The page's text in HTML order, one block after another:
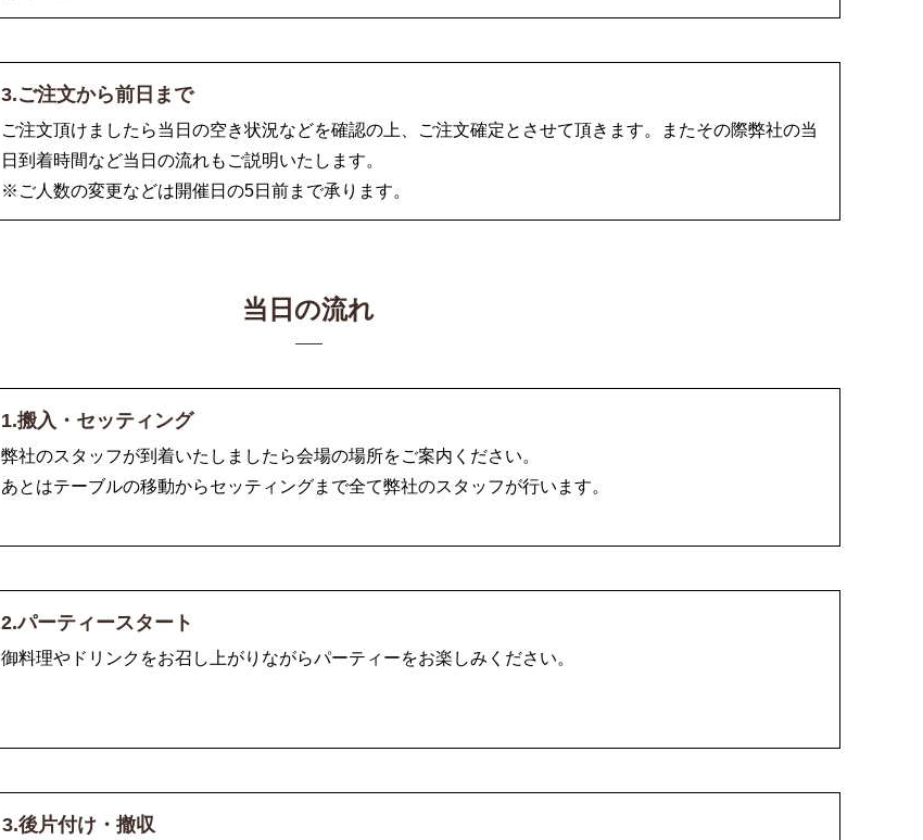
3.ご注文から前日まで
ご注文頂けましたら当日の空き状況などを確認の上、ご注文確定とさせて頂きます。またその際弊社の当
日到着時間など当日の流れもご説明いたします。
※ご人数の変更などは開催日の5日前まで承ります。
当日の流れ
1.搬入・セッティング
弊社のスタッフが到着いたしましたら会場の場所をご案内ください。
あとはテーブルの移動からセッティングまで全て弊社のスタッフが行います。
2.パーティースタート
御料理やドリンクをお召し上がりながらパーティーをお楽しみください。
3.後片付け・撤収